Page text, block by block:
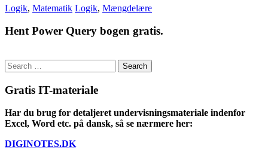
Logik, Matematik Logik, Mængdelære
Hent Power Query bogen gratis.
Search
for:
Gratis IT-materiale
Har du brug for detaljeret undervisningsmateriale indenfor
Excel, Word etc. på dansk, så se nærmere her:
DIGINOTES.DK